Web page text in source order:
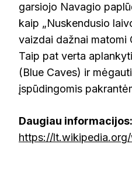
garsiojo Navagio
kaip „Nuskendusio
vaizdai dažnai matomi
Taip pat verta
(Blue Caves) ir
įspūdingomis
Daugiau informacijos:
https://